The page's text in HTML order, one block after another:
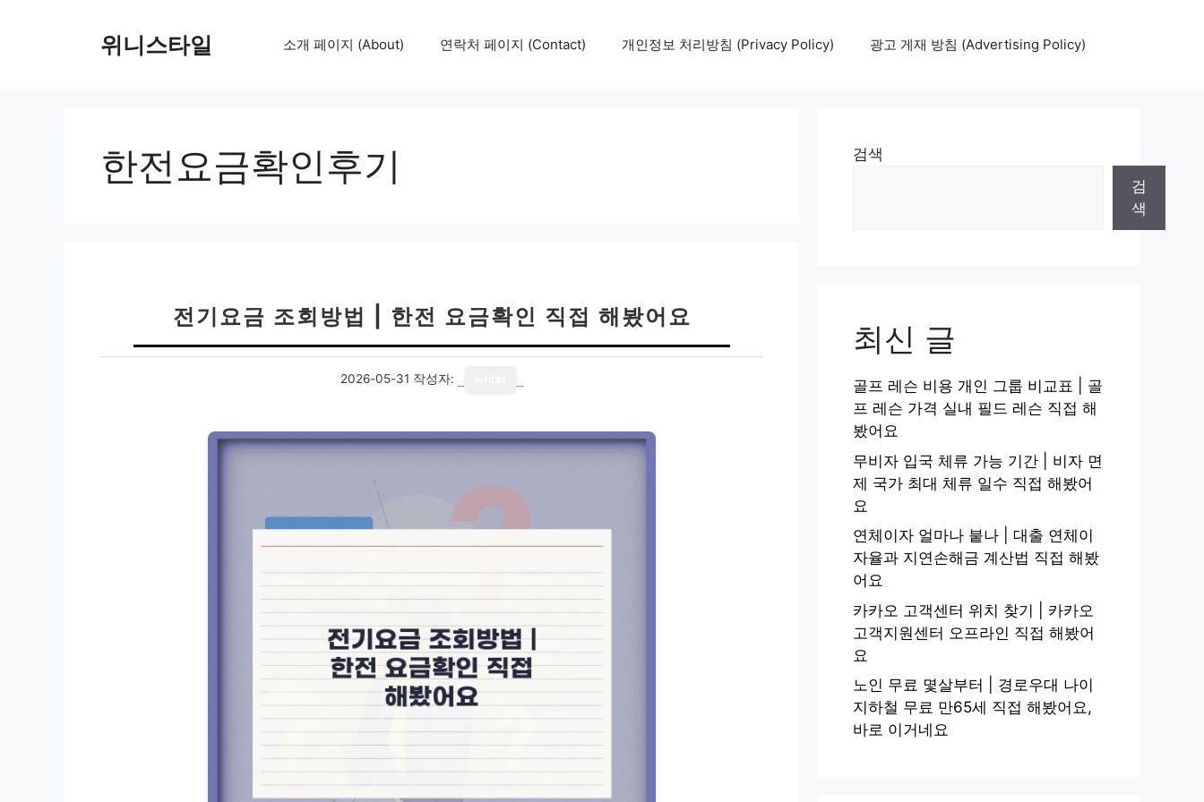
위니스타일 소개 페이지 (About) 연락처 페이지 (Contact) 개인정보 처리방침 (Privacy Policy) 광고 게재 방침 (Advertising Policy)
한전요금확인후기
전기요금 조회방법 | 한전 요금확인 직접 해봤어요
2026-05-31 작성자:
검색
검
색
최신 글
골프 레슨 비용 개인 그룹 비교표 | 골
프 레슨 가격 실내 필드 레슨 직접 해
봤어요
무비자 입국 체류 가능 기간 | 비자 면
제 국가 최대 체류 일수 직접 해봤어
요
연체이자 얼마나 붙나 | 대출 연체이
자율과 지연손해금 계산법 직접 해봤
어요
카카오 고객센터 위치 찾기 | 카카오
고객지원센터 오프라인 직접 해봤어
요
노인 무료 몇살부터 | 경로우대 나이
지하철 무료 만65세 직접 해봤어요,
바로 이거네요